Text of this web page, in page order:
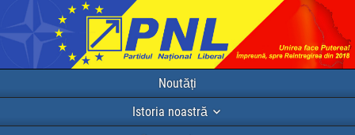
Noutăți
Istoria noastră